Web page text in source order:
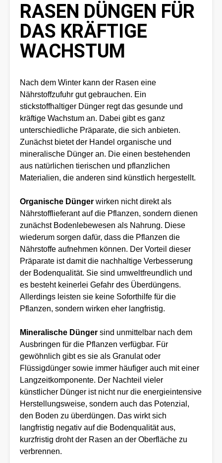
RASEN DÜNGEN FÜR
DAS KRÄFTIGE
WACHSTUM
Nach dem Winter kann der Rasen eine
Nährstoffzufuhr gut gebrauchen. Ein
stickstoffhaltiger Dünger regt das gesunde und
kräftige Wachstum an. Dabei gibt es ganz
unterschiedliche Präparate, die sich anbieten.
Zunächst bietet der Handel organische und
mineralische Dünger an. Die einen bestehenden
aus natürlichen tierischen und pflanzlichen
Materialien, die anderen sind künstlich hergestellt.
Organische Dünger wirken nicht direkt als
Nährstofflieferant auf die Pflanzen, sondern dienen
zunächst Bodenlebewesen als Nahrung. Diese
wiederum sorgen dafür, dass die Pflanzen die
Nährstoffe aufnehmen können. Der Vorteil dieser
Präparate ist damit die nachhaltige Verbesserung
der Bodenqualität. Sie sind umweltfreundlich und
es besteht keinerlei Gefahr des Überdüngens.
Allerdings leisten sie keine Soforthilfe für die
Pflanzen, sondern wirken eher langfristig.
Mineralische Dünger sind unmittelbar nach dem
Ausbringen für die Pflanzen verfügbar. Für
gewöhnlich gibt es sie als Granulat oder
Flüssigdünger sowie immer häufiger auch mit einer
Langzeitkomponente. Der Nachteil vieler
künstlicher Dünger ist nicht nur die energieintensive
Herstellungsweise, sondern auch das Potenzial,
den Boden zu überdüngen. Das wirkt sich
langfristig negativ auf die Bodenqualität aus,
kurzfristig droht der Rasen an der Oberfläche zu
verbrennen.